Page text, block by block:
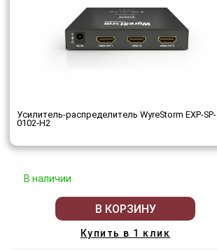
Усилитель-распределитель WyreStorm EXP-SP-
0102-H2
В наличии
В КОРЗИНУ
Купить в 1 клик